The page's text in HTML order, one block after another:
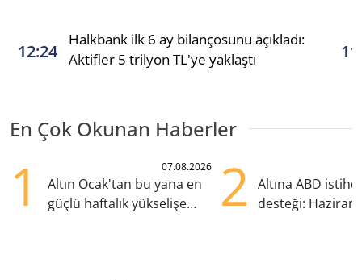
12:24
Halkbank ilk 6 ay bilançosunu açıkladı:
Aktifler 5 trilyon TL'ye yaklaştı
En Çok Okunan Haberler
1 07.08.2026
Altın Ocak'tan bu yana en
güçlü haftalık yükselişe
2
Altına ABD
desteği: